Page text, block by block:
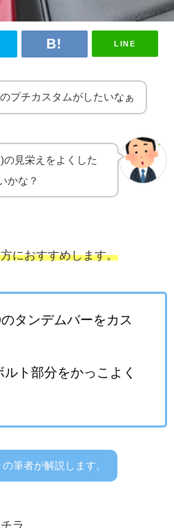
LINE
プチカスタムがしたいなぁ
の見栄えをよくした
かな？
におすすめします。
タンデムバーをカス
ト部分をかっこよく
筆者が解説します。
ラ